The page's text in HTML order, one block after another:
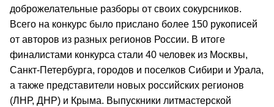
доброжелательные разборы от своих сокурсников.
Всего на конкурс было прислано более 150 рукописей
от авторов из разных регионов России. В итоге
финалистами конкурса стали 40 человек из Москвы,
Санкт-Петербурга, городов и поселков Сибири и Урала,
а также представители новых российских регионов
(ЛНР, ДНР) и Крыма. Выпускники литмастерской